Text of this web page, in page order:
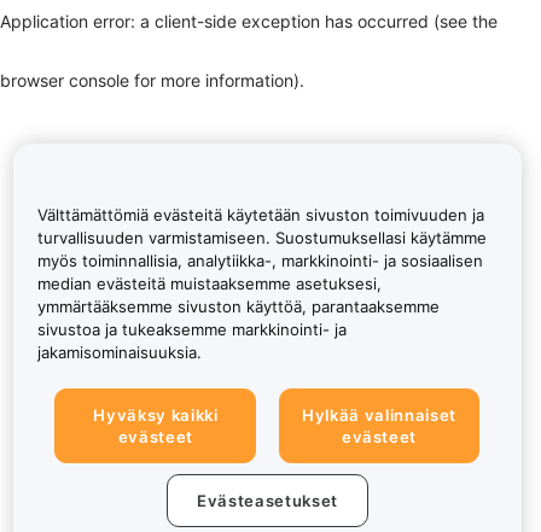
Application error: a client-side exception has occurred (see the
browser console for more information).
Välttämättömiä evästeitä käytetään sivuston toimivuuden ja
turvallisuuden varmistamiseen. Suostumuksellasi käytämme
myös toiminnallisia, analytiikka-, markkinointi- ja sosiaalisen
median evästeitä muistaaksemme asetuksesi,
ymmärtääksemme sivuston käyttöä, parantaaksemme
sivustoa ja tukeaksemme markkinointi- ja
jakamisominaisuuksia.
Hyväksy kaikki
evästeet
Hylkää valinnaiset
evästeet
Evästeasetukset